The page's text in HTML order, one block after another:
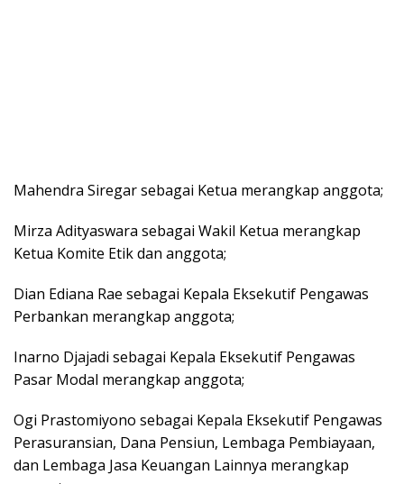
Mahendra Siregar sebagai Ketua merangkap anggota;
Mirza Adityaswara sebagai Wakil Ketua merangkap
Ketua Komite Etik dan anggota;
Dian Ediana Rae sebagai Kepala Eksekutif Pengawas
Perbankan merangkap anggota;
Inarno Djajadi sebagai Kepala Eksekutif Pengawas
Pasar Modal merangkap anggota;
Ogi Prastomiyono sebagai Kepala Eksekutif Pengawas
Perasuransian, Dana Pensiun, Lembaga Pembiayaan,
dan Lembaga Jasa Keuangan Lainnya merangkap